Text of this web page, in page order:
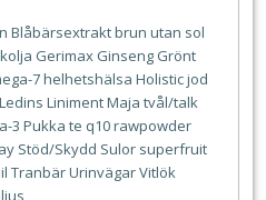
Blåbärsextraktbrun utan sol
Gerimax Ginseng Grönt
7helhetshälsa Holisticjod
Ledins LinimentMaja tvål/talk
3 Pukka te q10rawpowder
Stöd/Skydd Sulor superfruit
TranbärUrinvägarVitlök